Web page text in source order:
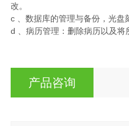
改。
c 、数据库的管理与备份，光盘
d 、病历管理：删除病历以及将
产品咨询